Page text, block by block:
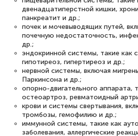
двенадцатиперстной кишки,
панкреатит и др.;
почек и мочевыводящих путей,
почечную недостаточность,
др.;
эндокринной системы, такие как
гипотиреоз, гипертиреоз и др.;
нервной системы, включая
Паркинсона и др.;
опорно-двигательного аппарата,
остеоартроз, ревматоидный
крови и системы свертывания,
тромбозы, гемофилию и др.;
иммунной системы, такие как
заболевания, аллергические